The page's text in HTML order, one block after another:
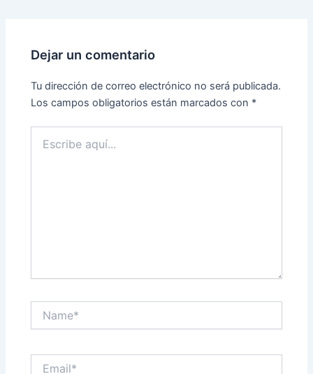
Dejar un comentario
Tu dirección de correo electrónico no será publicada.
Los campos obligatorios están marcados con *
aquí...